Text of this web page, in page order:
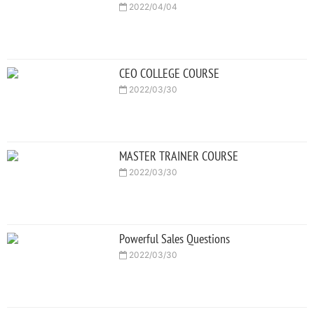
2022/04/04
CEO COLLEGE COURSE
2022/03/30
MASTER TRAINER COURSE
2022/03/30
Powerful Sales Questions
2022/03/30